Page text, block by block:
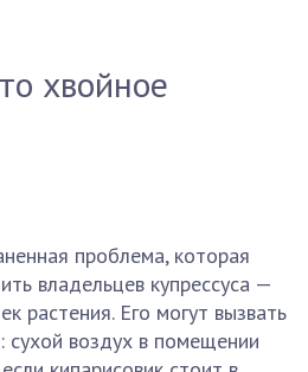
хвойное
проблема, которая
владельцев купрессуса —
растения. Его могут вызвать
сухой воздух в помещении